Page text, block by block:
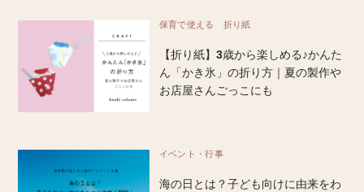
保育で使える 折り紙
【折り紙】3歳から楽しめる♪かんた
ん「かき氷」の折り方｜夏の製作や
お店屋さんごっこにも
イベント・行事
海の日とは？子ども向けに由来をわ